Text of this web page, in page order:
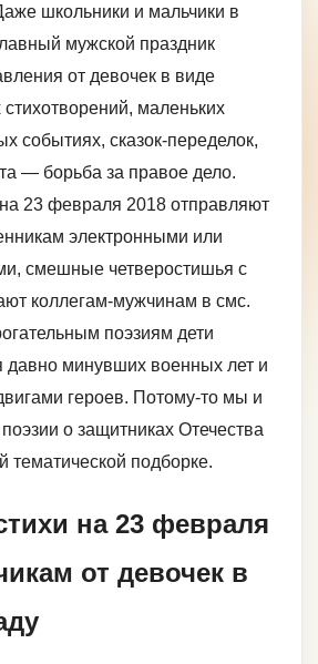
школьники и мальчики в
мужской праздник
от девочек в виде
стихотворений, маленьких
событиях, сказок-переделок,
— борьба за правое дело.
23 февраля 2018 отправляют
электронными или
смешные четверостишья с
коллегам-мужчинам в смс.
поэзиям дети
давно минувших военных лет и
героев. Потому-то мы и
о защитниках Отечества
подборке.
на 23 февраля
от девочек в